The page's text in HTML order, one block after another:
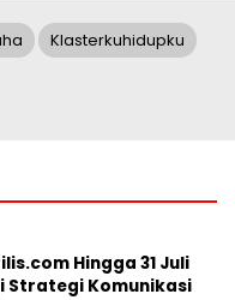
Klasterkuhidupku
Hingga 31 Juli
Strategi Komunikasi